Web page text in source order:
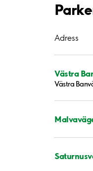
Adress
Västra
Västra